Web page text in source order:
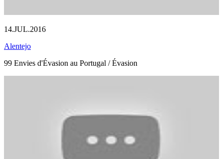
14.JUL.2016
Alentejo
99 Envies d'Évasion au Portugal / Évasion